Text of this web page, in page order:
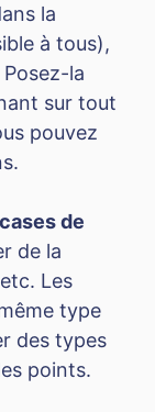
la
à tous),
Posez-la
sur tout
pouvez
de
de la
Les
type
des types
points.